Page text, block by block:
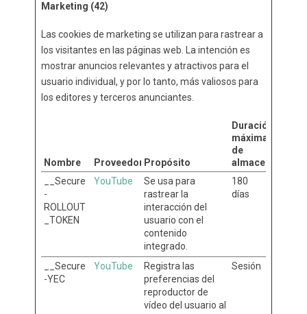
Marketing (42)
Las cookies de marketing se utilizan para rastrear a
los visitantes en las páginas web. La intención es
mostrar anuncios relevantes y atractivos para el
usuario individual, y por lo tanto, más valiosos para
los editores y terceros anunciantes.
Nombre Proveedor Propósito
Duración
máxima
de
__Secure
-
ROLLOUT
_TOKEN
YouTube
Se usa para
rastrear la
interacción del
usuario con el
contenido
integrado.
180
días
__Secure
-YEC
YouTube
Registra las
preferencias del
reproductor de
vídeo del usuario al
Sesión